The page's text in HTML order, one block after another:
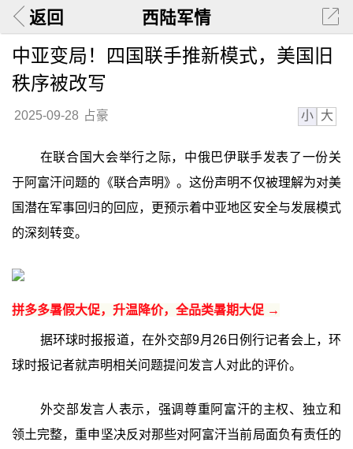
返回 西陆军情
中亚变局！四国联手推新模式，美国旧
秩序被改写
2025-09-28 占豪 小 大
在联合国大会举行之际，中俄巴伊联手发表了一份关
于阿富汗问题的《联合声明》。这份声明不仅被理解为对美
国潜在军事回归的回应，更预示着中亚地区安全与发展模式
的深刻转变。
拼多多暑假大促，升温降价，全品类暑期大促 →
据环球时报报道，在外交部9月26日例行记者会上，环
球时报记者就声明相关问题提问发言人对此的评价。
外交部发言人表示，强调尊重阿富汗的主权、独立和
领土完整，重申坚决反对那些对阿富汗当前局面负有责任的